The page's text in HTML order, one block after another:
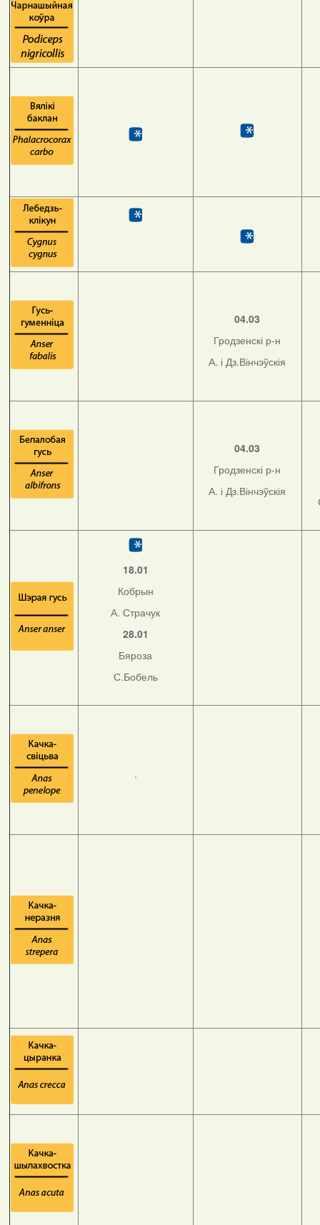
04.03
Гродзенскі р-н
А. і Дз.Вінчэўскія
04.03
Гродзенскі р-н
А. і Дз.Вінчэўскія
18.01
Кобрын
А. Страчук
28.01
Бяроза
С.Бобель
.